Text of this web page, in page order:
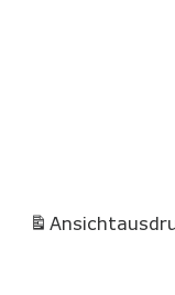
Ansicht